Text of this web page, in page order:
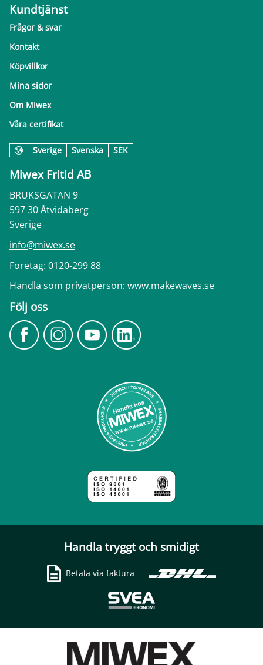
Kundtjänst
Frågor & svar
Kontakt
Köpvillkor
Mina sidor
Om Miwex
Våra certifikat
Sverige Svenska SEK
Miwex Fritid AB
BRUKSGATAN 9
597 30 Åtvidaberg
Sverige
info@miwex.se
Företag: 0120-299 88
Handla som privatperson: www.makewaves.se
Följ oss
Handla tryggt och smidigt
Betala via faktura